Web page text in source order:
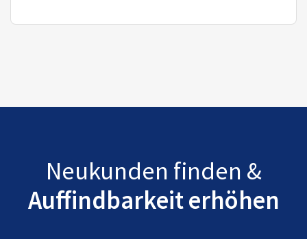
Neukunden finden &
Auffindbarkeit erhöhen